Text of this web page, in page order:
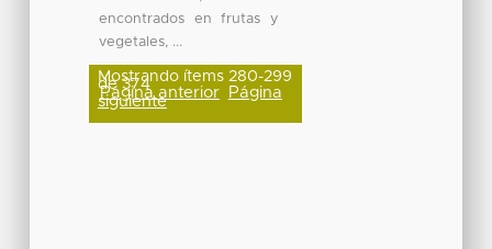
encontrados en frutas y
vegetales, ...
Mostrando ítems 280-299
de 374
Página anterior Página
siguiente